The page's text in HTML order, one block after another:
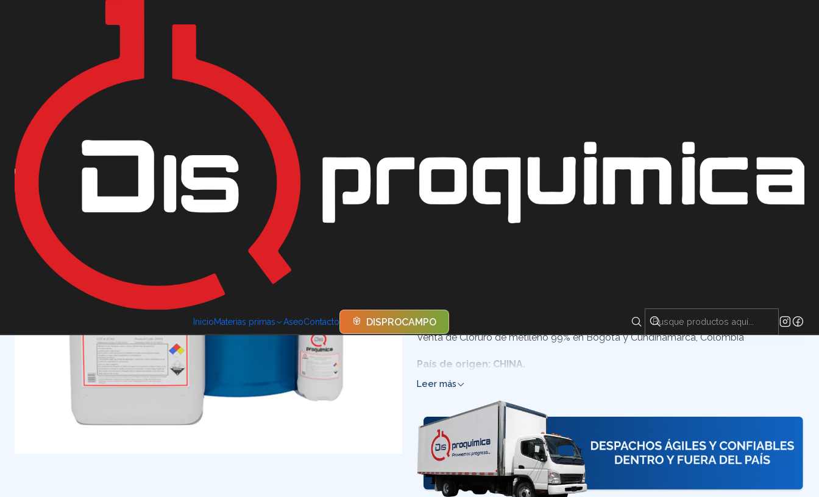
InicioMaterias primas AseoContacto DISPROCAMPO
Encuentra nuestras sedes y puntos de venta
Multi Industrias CLORURO DE METILENO 99 %
AGREGAR AL CARRITO
con un olor ligeramente dulce que no es volátil ni inflamable.
Venta de Cloruro de metileno 99% en Bogotá y Cundinamarca, Colombia
País de origen: CHINA.
Leer más